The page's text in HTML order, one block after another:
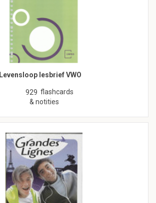
Levensloop lesbrief VWO
929 flashcards
& notities